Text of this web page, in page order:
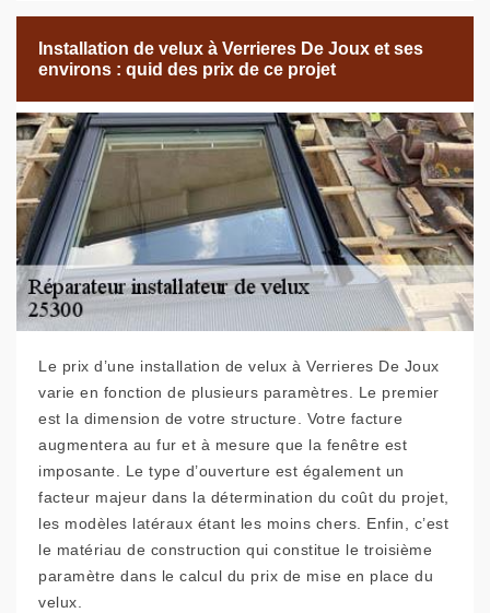
Installation de velux à Verrieres De Joux et ses
environs : quid des prix de ce projet
Le prix d’une installation de velux à Verrieres De Joux
varie en fonction de plusieurs paramètres. Le premier
est la dimension de votre structure. Votre facture
augmentera au fur et à mesure que la fenêtre est
imposante. Le type d’ouverture est également un
facteur majeur dans la détermination du coût du projet,
les modèles latéraux étant les moins chers. Enfin, c’est
le matériau de construction qui constitue le troisième
paramètre dans le calcul du prix de mise en place du
velux.